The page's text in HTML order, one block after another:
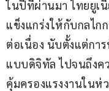
ในปีที่ผ่านมา ไทยยูเ
แข็งแกร่งให้กับกลไก
ต่อเนื่อง นับตั้งแต่กา
แบบดิจิทัล ไปจนถึงค
คุ้มครองแรงงานในห่